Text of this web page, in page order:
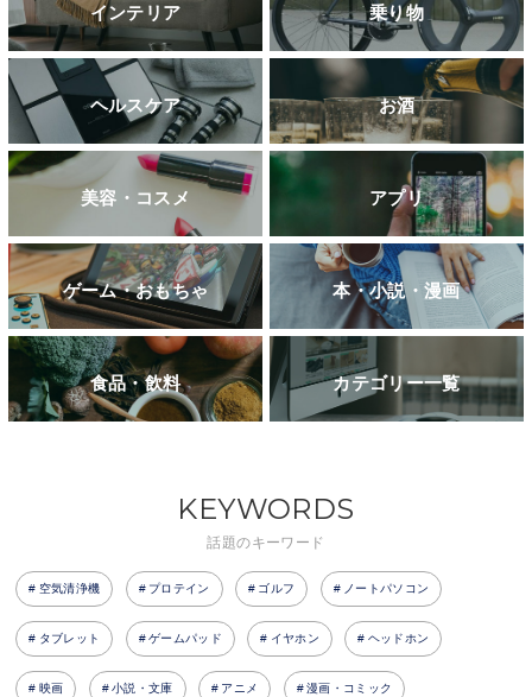
インテリア 乗り物
ヘルスケア お酒
美容・コスメ アプリ
ゲーム・おもちゃ 本・小説・漫画
食品・飲料 カテゴリー一覧
KEYWORDS
話題のキーワード
空気清浄機 プロテイン ゴルフ ノートパソコン
タブレット ゲームパッド イヤホン ヘッドホン
映画 小説・文庫 アニメ 漫画・コミック